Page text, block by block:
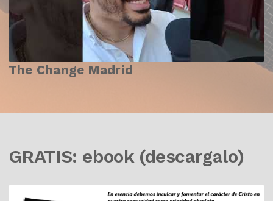
The Change Madrid
GRATIS: ebook (descargalo)